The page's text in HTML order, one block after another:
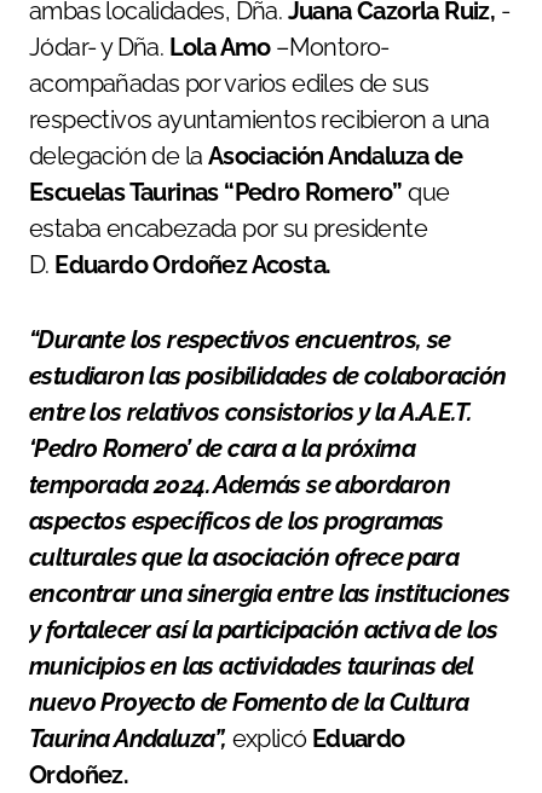
ambas localidades, Dña. Juana Cazorla Ruiz, -
Jódar- y Dña. Lola Amo–Montoro-
acompañadas por varios ediles de sus
respectivos ayuntamientos recibieron a una
delegación de la Asociación Andaluza de
Escuelas Taurinas “Pedro Romero” que
estaba encabezada por su presidente
D. Eduardo Ordoñez Acosta.
“Durante los respectivos encuentros, se
estudiaron las posibilidades de colaboración
entre los relativos consistorios y la A.A.E.T.
‘Pedro Romero’ de cara a la próxima
temporada 2024. Además se abordaron
aspectos específicos de los programas
culturales que la asociación ofrece para
encontrar una sinergia entre las instituciones
y fortalecer así la participación activa de los
municipios en las actividades taurinas del
nuevoProyecto de Fomento de la Cultura
Taurina Andaluza”, explicó Eduardo
Ordoñez.